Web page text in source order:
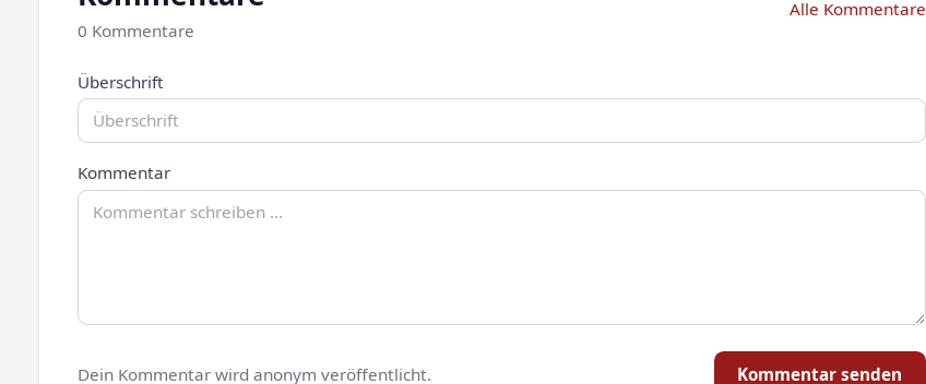
0 Kommentare
Alle Kommentare
Überschrift
Kommentar
Dein Kommentar wird anonym veröffentlicht. Kommentar senden